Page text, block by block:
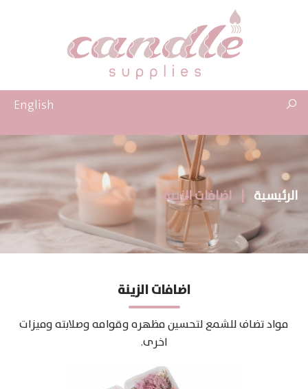
English
الرئيسية اضافات الزينة
اضافات الزينة
مواد تضاف للشمع لتحسين مظهره وقوامه وصلابته وميزات
اخرى.